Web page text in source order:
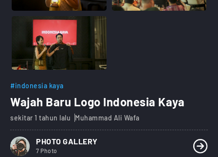
#indonesia kaya
Wajah Baru Logo Indonesia Kaya
sekitar 1 tahun lalu Muhammad Ali Wafa
PHOTO GALLERY
7 Photo